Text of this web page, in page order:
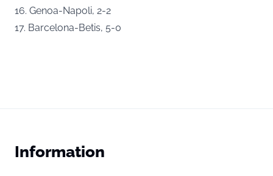
16. Genoa-Napoli, 2-2
17. Barcelona-Betis, 5-0
Information